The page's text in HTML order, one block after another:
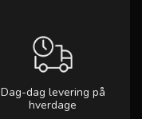
Dag-dag levering på
hverdage